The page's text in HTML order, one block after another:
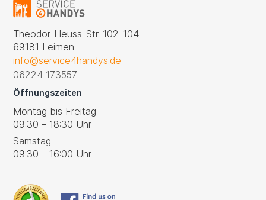
Theodor-Heuss-Str. 102-104
69181 Leimen
info@service4handys.de
06224 173557
Öffnungszeiten
Montag bis Freitag
09:30 – 18:30 Uhr
Samstag
09:30 – 16:00 Uhr